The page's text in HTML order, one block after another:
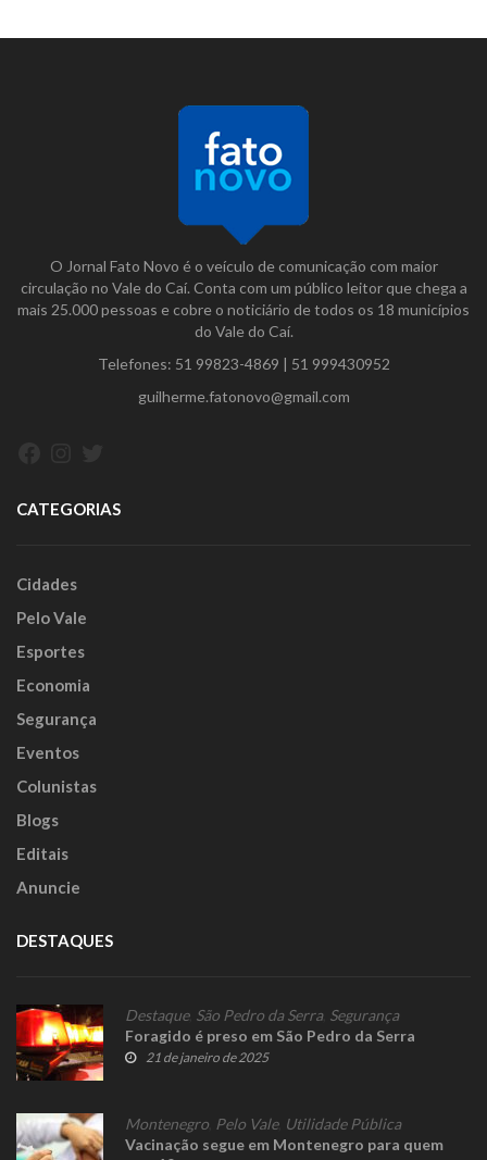
O Jornal Fato Novo é o veículo de comunicação com maior
circulação no Vale do Caí. Conta com um público leitor que chega a
mais 25.000 pessoas e cobre o noticiário de todos os 18 municípios
do Vale do Caí.
Telefones: 51 99823-4869 | 51 999430952
guilherme.fatonovo@gmail.com
CATEGORIAS
Cidades
Pelo Vale
Esportes
Economia
Segurança
Eventos
Colunistas
Blogs
Editais
Anuncie
DESTAQUES
Destaque, São Pedro da Serra, Segurança
Foragido é preso em São Pedro da Serra
21 de janeiro de 2025
Montenegro Pelo Vale, Utilidade Pública
Vacinação segue em Montenegro para quem